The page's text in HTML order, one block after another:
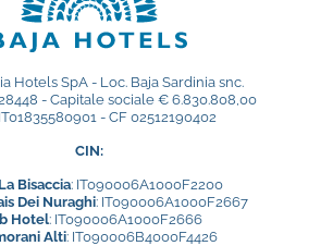
Hotels SpA - Loc. Baja Sardinia snc.
- Capitale sociale € 6.830.808,00
- CF 02512190402
CIN:
Bisaccia: IT090006A1000F2200
Dei Nuraghi: IT090006A1000F2667
Hotel: IT090006A1000F2666
Alti: IT090006B4000F4426